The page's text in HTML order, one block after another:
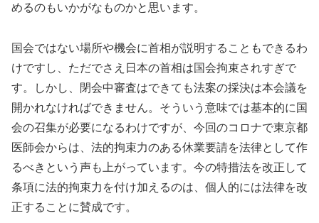
めるのもいかがなものかと思います。
国会ではない場所や機会に首相が説明することもできるわ
けですし、ただでさえ日本の首相は国会拘束されすぎで
す。しかし、閉会中審査はできても法案の採決は本会議を
開かれなければできません。そういう意味では基本的に国
会の召集が必要になるわけですが、今回のコロナで東京都
医師会からは、法的拘束力のある休業要請を法律として作
るべきという声も上がっています。今の特措法を改正して
条項に法的拘束力を付け加えるのは、個人的には法律を改
正することに賛成です。